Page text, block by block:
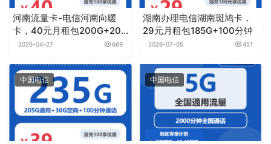
河南流量卡-电信河南向暖
卡，40元月租包200G+200
分钟
2026-04-27 669
湖南办理电信湖南斑鸠卡，
29元月租包185G+100分钟
2026-07-05 451
中国电信 中国电信